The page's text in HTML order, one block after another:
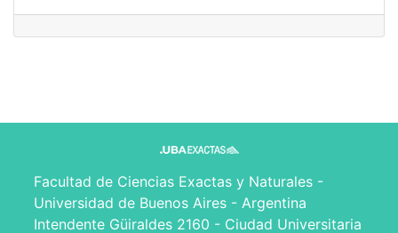
Facultad de Ciencias Exactas y Naturales -
Universidad de Buenos Aires - Argentina
Intendente Güiraldes 2160 - Ciudad Universitaria